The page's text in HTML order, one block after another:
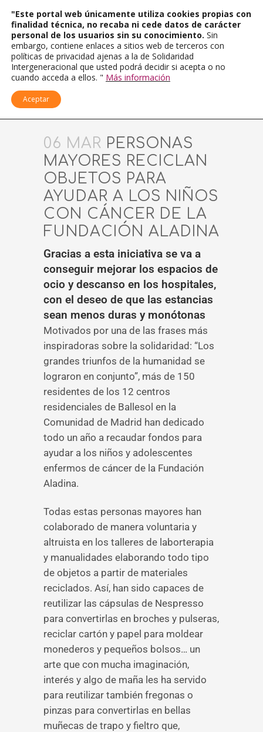
06 MAR PERSONAS
MAYORES RECICLAN
OBJETOS PARA
AYUDAR A LOS NIÑOS
CON CÁNCER DE LA
FUNDACIÓN ALADINA
Gracias a esta iniciativa se va a
conseguir mejorar los espacios de
ocio y descanso en los hospitales,
con el deseo de que las estancias
sean menos duras y monótonas
Motivados por una de las frases más
inspiradoras sobre la solidaridad: “Los
grandes triunfos de la humanidad se
lograron en conjunto”, más de 150
residentes de los 12 centros
residenciales de Ballesol en la
Comunidad de Madrid han dedicado
todo un año a recaudar fondos para
ayudar a los niños y adolescentes
enfermos de cáncer de la Fundación
Aladina.
Todas estas personas mayores han
colaborado de manera voluntaria y
altruista en los talleres de laborterapia
y manualidades elaborando todo tipo
de objetos a partir de materiales
reciclados. Así, han sido capaces de
reutilizar las cápsulas de Nespresso
para convertirlas en broches y pulseras,
reciclar cartón y papel para moldear
monederos y pequeños bolsos… un
arte que con mucha imaginación,
interés y algo de maña les ha servido
para reutilizar también fregonas o
pinzas para convertirlas en bellas
muñecas de trapo y fieltro que,
"Este portal web únicamente utiliza cookies propias con
finalidad técnica, no recaba ni cede datos de carácter
personal de los usuarios sin su conocimiento. Sin
embargo, contiene enlaces a sitios web de terceros con
políticas de privacidad ajenas a la de Solidaridad
Intergeneracional que usted podrá decidir si acepta o no
cuando acceda a ellos. " Más información
Aceptar